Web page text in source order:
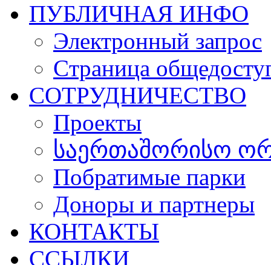
ПУБЛИЧНАЯ ИНФО
Электронный запрос
Cтраница
СОТРУДНИЧЕСТВО
Проекты
საერთაშორისო
Побратимые парки
Доноры и партнеры
КОНТАКТЫ
ССЫЛКИ